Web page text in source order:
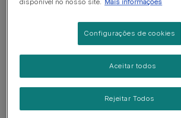
disponível no nosso site. Mais informações
Configurações de cookies
Rejeitar Todos
Aceitar todos